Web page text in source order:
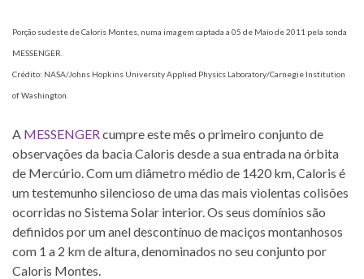
Porção sudeste de Caloris Montes, numa imagem captada a 05 de Maio de 2011 pela sonda
MESSENGER.
Crédito: NASA/Johns Hopkins University Applied Physics Laboratory/Carnegie Institution
of Washington.
A MESSENGERcumpre este mês o primeiro conjunto de
observações da bacia Caloris desde a sua entrada na órbita
de Mercúrio. Com um diâmetro médio de 1420 km, Caloris é
um testemunho silencioso de uma das mais violentas colisões
ocorridas no Sistema Solar interior. Os seus domínios são
definidos por um anel descontínuo de maciços montanhosos
com 1 a 2 km de altura, denominados no seu conjunto por
Caloris Montes.